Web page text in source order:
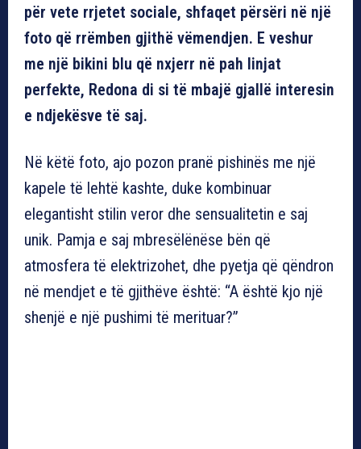
për vete rrjetet sociale, shfaqet përsëri në një
foto që rrëmben gjithë vëmendjen. E veshur
me një bikini blu që nxjerr në pah linjat
perfekte, Redona di si të mbajë gjallë interesin
e ndjekësve të saj.
Në këtë foto, ajo pozon pranë pishinës me një
kapele të lehtë kashte, duke kombinuar
elegantisht stilin veror dhe sensualitetin e saj
unik. Pamja e saj mbresëlënëse bën që
atmosfera të elektrizohet, dhe pyetja që qëndron
në mendjet e të gjithëve është: “A është kjo një
shenjë e një pushimi të merituar?”